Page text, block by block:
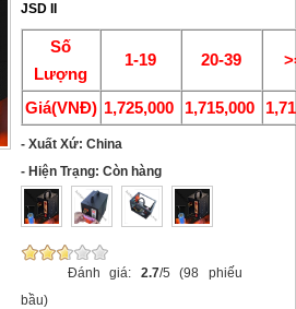
JSD II
Số
Lượng
1-19 20-39
Giá(VNĐ) 1,725,000 1,715,000
- Xuất Xứ: China
- Hiện Trạng: Còn hàng
Đánh giá: 2.7/5 (98 phiếu
bầu)